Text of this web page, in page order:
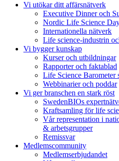
Vi utökar ditt affärsnätverk
Executive Dinner och
Nordic Life Science
Internationella nätverk
Life science-industrin
Vi bygger kunskap
Kurser och utbildningar
Rapporter och faktablad
Life Science Barometer
Webbinarier och poddar
Vi ger branschen en stark röst
SwedenBIOs
Kraftsamling för life
Vår representation i
& arbetsgrupper
Remissvar
Medlemscommunity
Medlemserbjudandet